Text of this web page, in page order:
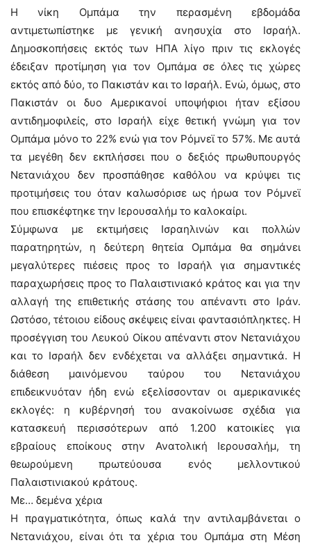
Η νίκη Ομπάμα την περασμένη εβδομάδα
αντιμετωπίστηκε με γενική ανησυχία στο Ισραήλ.
Δημοσκοπήσεις εκτός των ΗΠΑ λίγο πριν τις εκλογές
έδειξαν προτίμηση για τον Ομπάμα σε όλες τις χώρες
εκτός από δύο, το Πακιστάν και το Ισραήλ. Ενώ, όμως, στο
Πακιστάν οι δυο Αμερικανοί υποψήφιοι ήταν εξίσου
αντιδημοφιλείς, στο Ισραήλ είχε θετική γνώμη για τον
Ομπάμα μόνο το 22% ενώ για τον Ρόμνεϊ το 57%. Με αυτά
τα μεγέθη δεν εκπλήσσει που ο δεξιός πρωθυπουργός
Νετανιάχου δεν προσπάθησε καθόλου να κρύψει τις
προτιμήσεις του όταν καλωσόρισε ως ήρωα τον Ρόμνεϊ
που επισκέφτηκε την Ιερουσαλήμ το καλοκαίρι.
Σύμφωνα με εκτιμήσεις Ισραηλινών και πολλών
παρατηρητών, η δεύτερη θητεία Ομπάμα θα σημάνει
μεγαλύτερες πιέσεις προς το Ισραήλ για σημαντικές
παραχωρήσεις προς το Παλαιστινιακό κράτος και για την
αλλαγή της επιθετικής στάσης του απέναντι στο Ιράν.
Ωστόσο, τέτοιου είδους σκέψεις είναι φαντασιόπληκτες. Η
προσέγγιση του Λευκού Οίκου απέναντι στον Νετανιάχου
και το Ισραήλ δεν ενδέχεται να αλλάξει σημαντικά. Η
διάθεση μαινόμενου ταύρου του Νετανιάχου
επιδεικνυόταν ήδη ενώ εξελίσσονταν οι αμερικανικές
εκλογές: η κυβέρνησή του ανακοίνωσε σχέδια για
κατασκευή περισσότερων από 1.200 κατοικίες για
εβραίους εποίκους στην Ανατολική Ιερουσαλήμ, τη
θεωρούμενη πρωτεύουσα ενός μελλοντικού
Παλαιστινιακού κράτους.
Με… δεμένα χέρια
Η πραγματικότητα, όπως καλά την αντιλαμβάνεται ο
Νετανιάχου, είναι ότι τα χέρια του Ομπάμα στη Μέση